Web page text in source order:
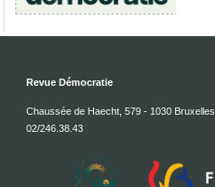
Revue Démocratie
Chaussée de Haecht, 579 - 1030 Bruxelles
02/246.38.43